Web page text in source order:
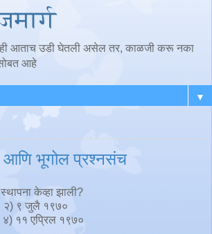
आताच उडी घेतली असेल तर, काळजी करू नका
सोबत आहे
▼
आणि भूगोल प्रश्नसंच
केव्हा झाली?
९ जुलै १९७०
११ एप्रिल १९७०